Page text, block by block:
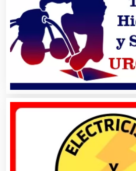
Carnicerías
Carpinterías
Centros Comerciales
Centros de Espectáculos
Centros de Nutrición